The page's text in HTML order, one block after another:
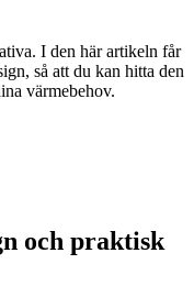
I den här artikeln får
så att du kan hitta den
värmebehov.
och praktisk